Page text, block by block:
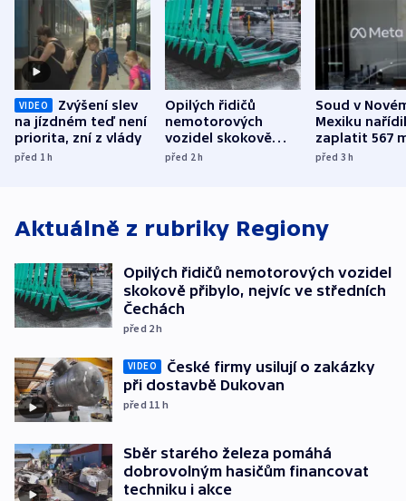
VIDEO
Zvýšení slev
na jízdném teď není
priorita, zní z vlády
před 1h
Opilých řidičů
nemotorových
vozidel skokově
přibylo, nejvíc ve
před 2h
Soud v
Mexiku
zaplatit 567
dolarů kvůli
před 3h
Aktuálně z rubriky Regiony
Opilých řidičů nemotorových vozidel
skokově přibylo, nejvíc ve středních
Čechách
před 2h
VIDEO
České firmy usilují o zakázky
při dostavbě Dukovan
před 11 h
Sběr starého železa pomáhá
dobrovolným hasičům financovat
techniku i akce